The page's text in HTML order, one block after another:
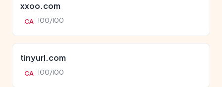
xxoo.com
CA 100/100
tinyurl.com
CA 100/100